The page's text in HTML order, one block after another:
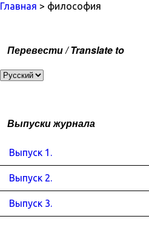
Главная > философия
Перевести / Translate to
Выпуски журнала
Выпуск 1.
Выпуск 2.
Выпуск 3.